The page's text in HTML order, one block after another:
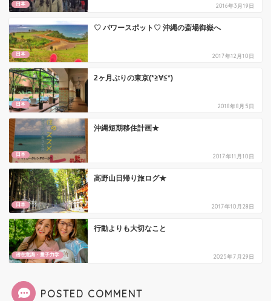
日本 2016年3月19日
日本
♡ パワースポット♡ 沖縄の斎場御嶽へ
2017年12月10日
日本
2ヶ月ぶりの東京(*≧∀≦*)
2018年8月5日
日本
沖縄短期移住計画★
2017年11月10日
日本
高野山日帰り旅ログ★
2017年10月28日
潜在意識・量子力学
行動よりも大切なこと
2025年7月29日
POSTED COMMENT